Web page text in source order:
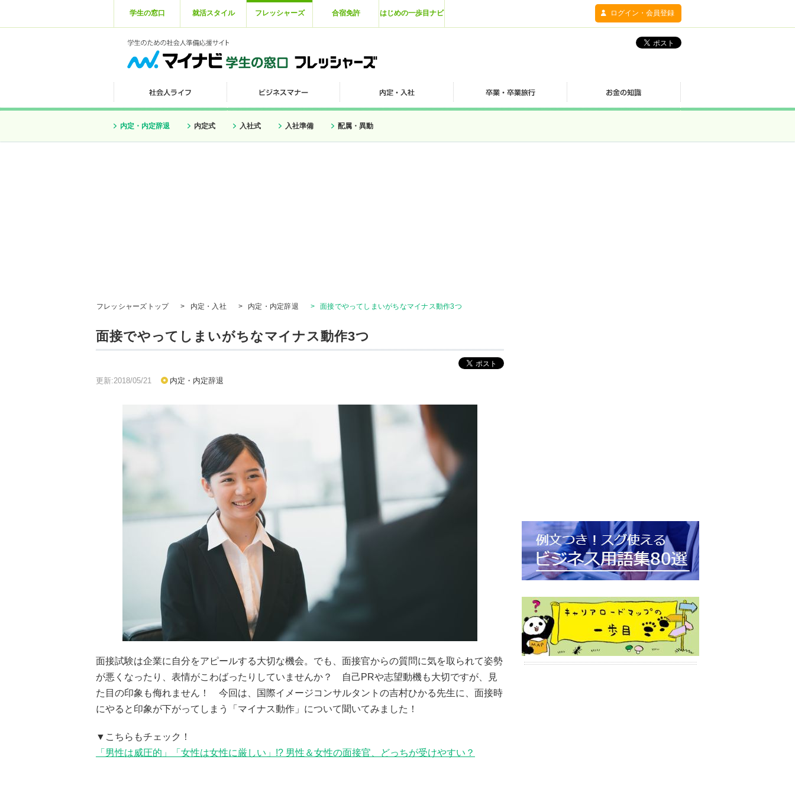
学生の窓口 就活スタイル フレッシャーズ 合宿免許 はじめの一歩目ナビ ログイン・会員登録
内定・内定辞退 内定式 入社式 入社準備 配属・異動
フレッシャーズトップ > 内定・入社 > 内定・内定辞退 > 面接でやってしまいがちなマイナス動作3つ
面接でやってしまいがちなマイナス動作3つ
更新:2018/05/21 内定・内定辞退
面接試験は企業に自分をアピールする大切な機会。でも、面接官からの質問に気を取られて姿勢
が悪くなったり、表情がこわばったりしていませんか？ 自己PRや志望動機も大切ですが、見
た目の印象も侮れません！ 今回は、国際イメージコンサルタントの吉村ひかる先生に、面接時
にやると印象が下がってしまう「マイナス動作」について聞いてみました！
▼こちらもチェック！
「男性は威圧的」「女性は女性に厳しい」!? 男性＆女性の面接官、どっちが受けやすい？